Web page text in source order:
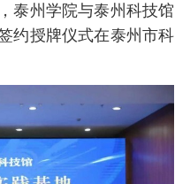
泰州学院与泰州科技馆
约授牌仪式在泰州市科